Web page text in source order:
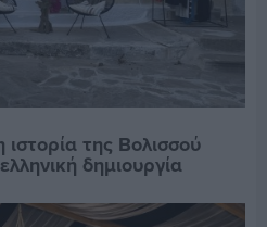
της Βολισσού
δημιουργία